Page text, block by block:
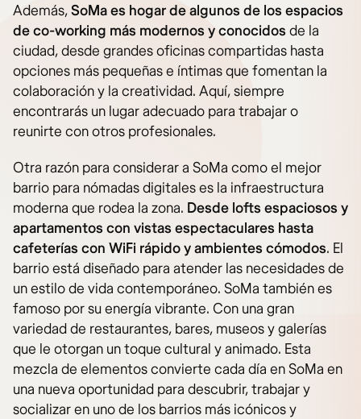
Además,SoMa es hogar de algunos de los espacios
de co-working más modernos y conocidosde la
ciudad, desde grandes oficinas compartidas hasta
opciones más pequeñas e íntimas que fomentan la
colaboración y la creatividad. Aquí, siempre
encontrarás un lugar adecuado para trabajar o
reunirte con otros profesionales.
Otra razón para considerar a SoMa como el mejor
barrio para nómadas digitales es la infraestructura
moderna que rodea la zona. Desde lofts espaciosos y
apartamentos con vistas espectaculares hasta
cafeterías con WiFi rápido y ambientes cómodos. El
barrio está diseñado para atender las necesidades de
un estilo de vida contemporáneo. SoMa también es
famoso por su energía vibrante. Con una gran
variedad de restaurantes, bares, museos y galerías
que le otorgan un toque cultural y animado. Esta
mezcla de elementos convierte cada día en SoMa en
una nueva oportunidad para descubrir, trabajar y
socializar en uno de los barrios más icónicos y